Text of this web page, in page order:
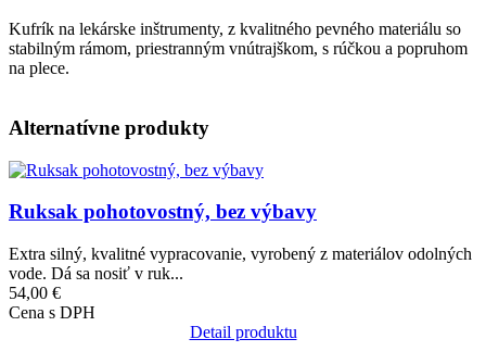
Kufrík na lekárske inštrumenty, z kvalitného pevného materiálu so
stabilným rámom, priestranným vnútrajškom, s rúčkou a popruhom
na plece.
Alternatívne produkty
Obrázok
Ruksak pohotovostný, bez výbavy
Extra silný, kvalitné vypracovanie, vyrobený z materiálov odolných
vode. Dá sa nosiť v ruk...
54,00 €
Cena s DPH
Detail produktu